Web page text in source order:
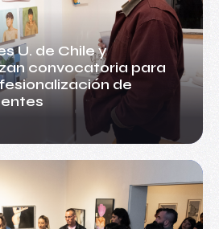
U. de Chile y
convocatoria para
de